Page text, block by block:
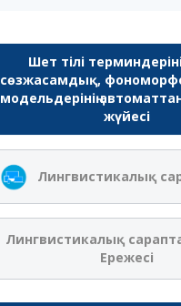
Шет тілі
сөзжасамдық,
модельдерінің
жүйесі
Лингвистикалық
Лингвистикалық
Ережесі